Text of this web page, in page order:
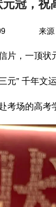
冠，祝
来源
片，一顶状
元” 千年文
考场的高考